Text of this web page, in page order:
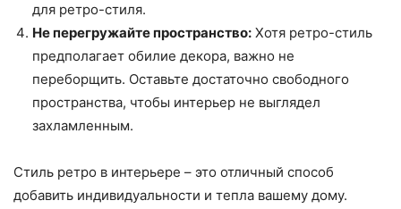
для ретро-стиля.
Не перегружайте пространство: Хотя ретро-стиль
предполагает обилие декора, важно не
переборщить. Оставьте достаточно свободного
пространства, чтобы интерьер не выглядел
захламленным.
Стиль ретро в интерьере – это отличный способ
добавить индивидуальности и тепла вашему дому.